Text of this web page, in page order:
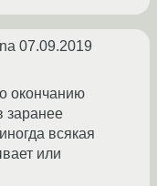
07.09.2019
окончанию
заранее
всякая
или